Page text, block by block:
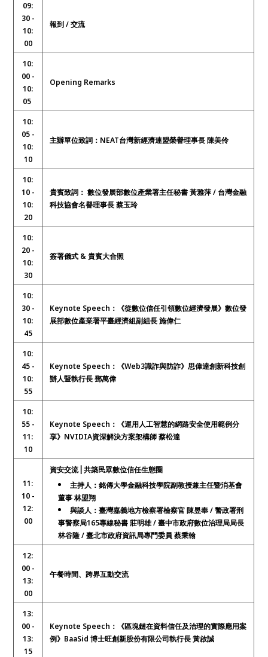
09:
30 -
10:
00
報到 / 交流
10:
00 -
10:
05
Opening Remarks
10:
05 -
10:
10
主辦單位致詞：NEAT台灣新經濟連盟榮譽理事長 陳美伶
10:
10 -
10:
20
貴賓致詞： 數位發展部數位產業署主任秘書 黃雅萍 / 台灣金融
科技協會名譽理事長 蔡玉玲
10:
20 -
10:
30
簽署儀式 & 貴賓大合照
10:
30 -
10:
45
Keynote Speech： 《從數位信任引領數位經濟發展》數位發
展部數位產業署平臺經濟組副組長 施偉仁
10:
45 -
10:
55
Keynote Speech： 《Web3識詐與防詐》思偉達創新科技創
辦人暨執行長 鄧萬偉
10:
55 -
11:
10
Keynote Speech： 《運用人工智慧的網路安全使用範例分
享》 NVIDIA資深解決方案架構師 蔡松達
11:
10 -
12:
00
資安交流⎥ 共築民眾數位信任生態圈
主持人：銘傳大學金融科技學院副教授兼主任暨消基會
董事 林盟翔
與談人：臺灣嘉義地方檢察署檢察官 陳昱奉 / 警政署刑
事警察局165專線秘書 莊明雄 / 臺中市政府數位治理局局長
林谷隆 / 臺北市政府資訊局專門委員 蔡秉翰
12:
00 -
13:
00
午餐時間、跨界互動交流
13:
00 -
13:
15
Keynote Speech： 《區塊鏈在資料信任及治理的實際應用案
例》 BaaSid 博士旺創新股份有限公司執行長 黃啟誠